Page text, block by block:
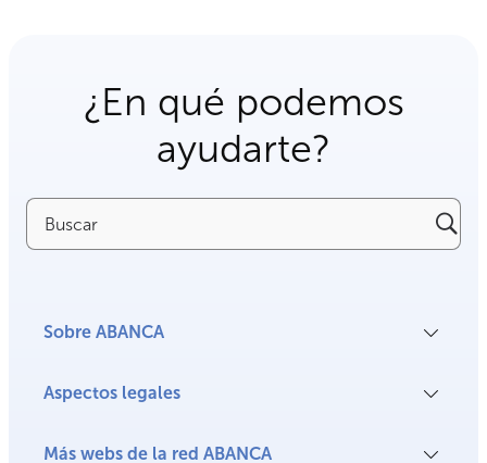
¿En qué podemos
ayudarte?
Buscar
Sobre ABANCA
Aspectos legales
Más webs de la red ABANCA